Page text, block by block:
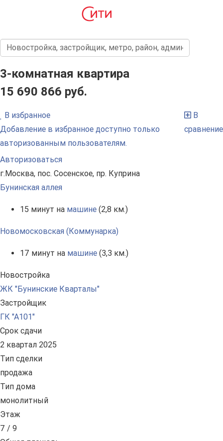
3-комнатная квартира
15 690 866 руб.
В избранное
Добавление в избранное доступно только
авторизованным пользователям.
Авторизоваться
В
сравнение
г.Москва, пос. Сосенское, пр. Куприна
Бунинская аллея
15 минут на машине (2,8 км.)
Новомосковская (Коммунарка)
17 минут на машине (3,3 км.)
Новостройка
ЖК "Бунинские Кварталы"
Застройщик
ГК "А101"
Срок сдачи
2 квартал 2025
Тип сделки
продажа
Тип дома
монолитный
Этаж
7 / 9